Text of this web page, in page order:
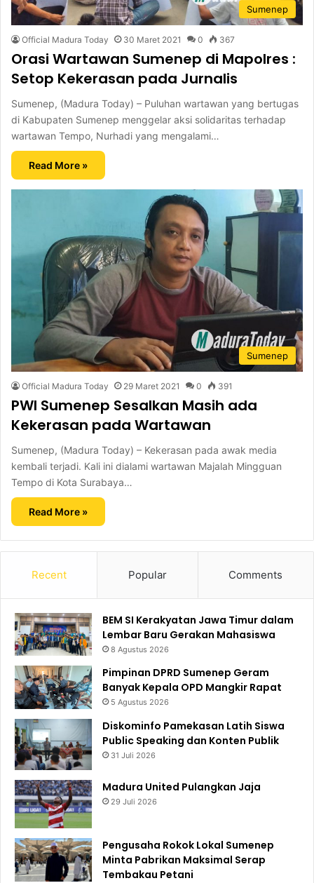
Sumenep
Official Madura Today 30 Maret 2021 0 367
Orasi Wartawan Sumenep di Mapolres :
Setop Kekerasan pada Jurnalis
Sumenep, (Madura Today) – Puluhan wartawan yang bertugas
di Kabupaten Sumenep menggelar aksi solidaritas terhadap
wartawan Tempo, Nurhadi yang mengalami…
Read More »
Sumenep
Official Madura Today 29 Maret 2021 0 391
PWI Sumenep Sesalkan Masih ada
Kekerasan pada Wartawan
Sumenep, (Madura Today) – Kekerasan pada awak media
kembali terjadi. Kali ini dialami wartawan Majalah Mingguan
Tempo di Kota Surabaya…
Read More »
Recent Popular Comments
BEM SI Kerakyatan Jawa Timur dalam
Lembar Baru Gerakan Mahasiswa
8 Agustus 2026
Pimpinan DPRD Sumenep Geram
Banyak Kepala OPD Mangkir Rapat
5 Agustus 2026
Diskominfo Pamekasan Latih Siswa
Public Speaking dan Konten Publik
31 Juli 2026
Madura United Pulangkan Jaja
29 Juli 2026
Pengusaha Rokok Lokal Sumenep
Minta Pabrikan Maksimal Serap
Tembakau Petani